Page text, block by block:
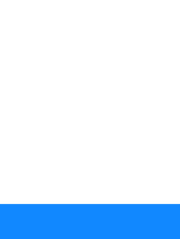
se puede